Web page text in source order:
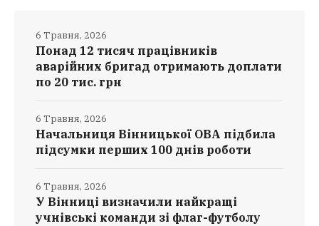
Понад 12 тисяч працівників
аварійних бригад отримають доплати
по 20 тис. грн
6 Травня, 2026
Начальниця Вінницької ОВА підбила
підсумки перших 100 днів роботи
6 Травня, 2026
У Вінниці визначили найкращі
учнівські команди зі флаг-футболу
6 Травня, 2026